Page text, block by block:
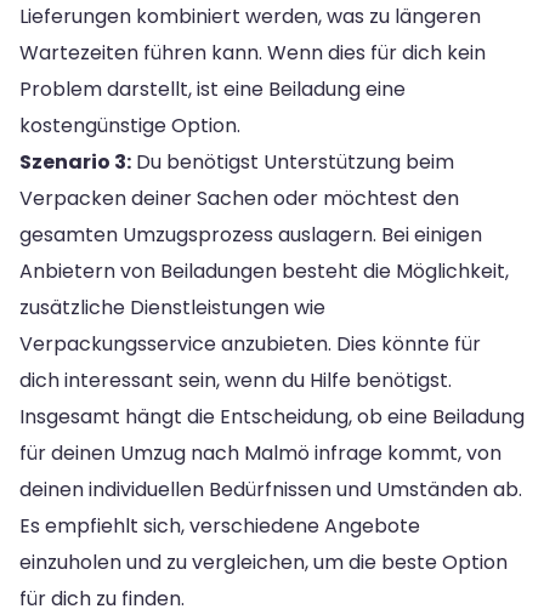
Lieferungen kombiniert werden, was zu längeren
Wartezeiten führen kann. Wenn dies für dich kein
Problem darstellt, ist eine Beiladung eine
kostengünstige Option.
Szenario 3: Du benötigst Unterstützung beim
Verpacken deiner Sachen oder möchtest den
gesamten Umzugsprozess auslagern. Bei einigen
Anbietern von Beiladungen besteht die Möglichkeit,
zusätzliche Dienstleistungen wie
Verpackungsservice anzubieten. Dies könnte für
dich interessant sein, wenn du Hilfe benötigst.
Insgesamt hängt die Entscheidung, ob eine Beiladung
für deinen Umzug nach Malmö infrage kommt, von
deinen individuellen Bedürfnissen und Umständen ab.
Es empfiehlt sich, verschiedene Angebote
einzuholen und zu vergleichen, um die beste Option
für dich zu finden.